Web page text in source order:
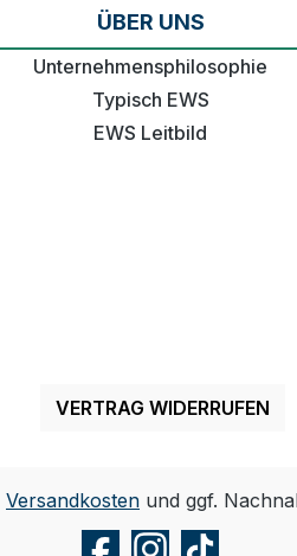
ÜBER UNS
Unternehmensphilosophie
Typisch EWS
EWS Leitbild
VERTRAG WIDERRUFEN
Versandkosten und ggf.